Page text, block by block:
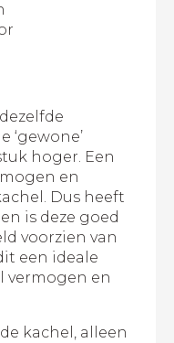
‘gewone’
hoger. Een
en
Dus heeft
is deze goed
voorzien van
een ideale
vermogen en
kachel, alleen